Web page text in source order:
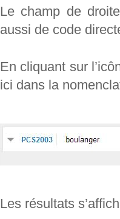
Le champ de
aussi de code
En cliquant sur
ici dans la
Les résultats